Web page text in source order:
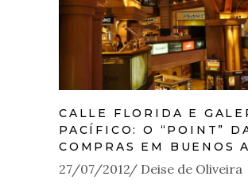
CALLE FLORIDA E
PACÍFICO: O “POINT”
COMPRAS EM BUENOS
27/07/2012 Deise de Oliveira